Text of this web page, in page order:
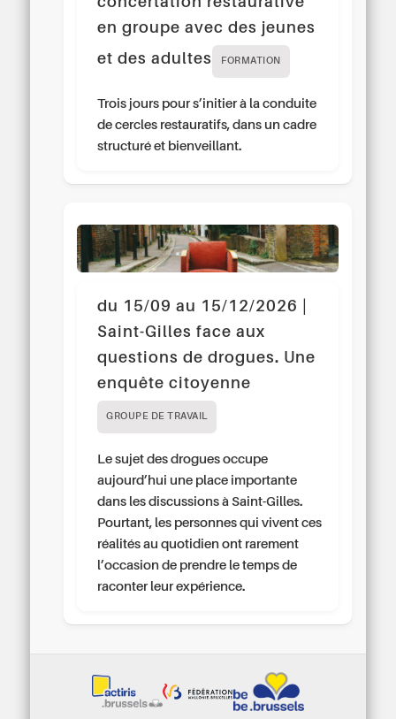
en groupe avec des jeunes
et des adultes
FORMATION
Trois jours pour s’initier à la conduite
de cercles restauratifs, dans un cadre
structuré et bienveillant.
du 15/09 au 15/12/2026 |
Saint-Gilles face aux
questions de drogues. Une
enquête citoyenne
GROUPE DE TRAVAIL
Le sujet des drogues occupe
aujourd’hui une place importante
dans les discussions à Saint-Gilles.
Pourtant, les personnes qui vivent ces
réalités au quotidien ont rarement
l’occasion de prendre le temps de
raconter leur expérience.